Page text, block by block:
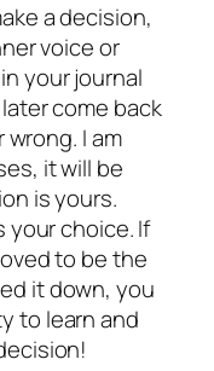
a decision,
voice or
your journal
come back
I am
it will be
is yours.
your choice. If
to be the
it down, you
to learn and